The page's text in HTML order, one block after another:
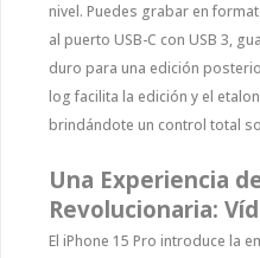
nivel. Puedes grabar en
al puerto USB-C con USB 3,
duro para una edición
log facilita la edición y el
brindándote un control total
Una Experiencia
Revolucionaria:
El iPhone 15 Pro introduce la